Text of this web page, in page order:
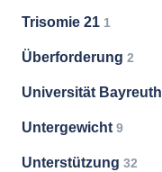
Trisomie 21 1
Überforderung 2
Universität Bayreuth
Untergewicht 9
Unterstützung 32